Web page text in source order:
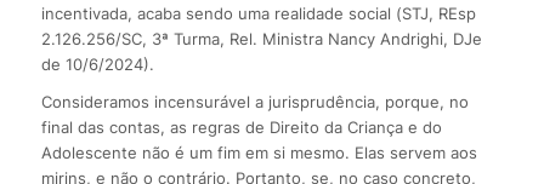
incentivada, acaba sendo uma realidade social (STJ, REsp
2.126.256/SC, 3ª Turma, Rel. Ministra Nancy Andrighi, DJe
de 10/6/2024).
Consideramos incensurável a jurisprudência, porque, no
final das contas, as regras de Direito da Criança e do
Adolescente não é um fim em si mesmo. Elas servem aos
mirins, e não o contrário. Portanto, se, no caso concreto,